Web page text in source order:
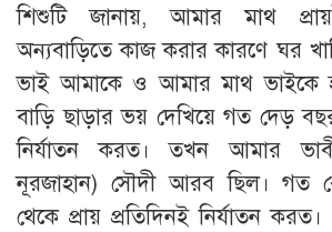
শিশুটি জানায়, আমার মাথ
অন্যবাড়িতে কাজ করার কারণে ঘর
ভাই আমাকে ও আমার মাথ ভাইকে
বাড়ি ছাড়ার ভয় দেখিয়ে গত দেড়
নির্যাতন করত। তখন আমার ভাবী
নূরজাহান) সৌদী আরব ছিল। গত
থেকে প্রায় প্রতিদিনই নির্যাতন